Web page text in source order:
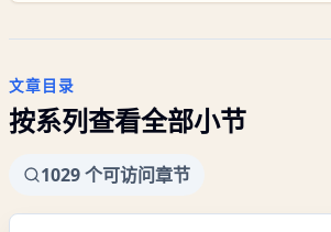
文章目录
按系列查看全部小节
1029个可访问章节